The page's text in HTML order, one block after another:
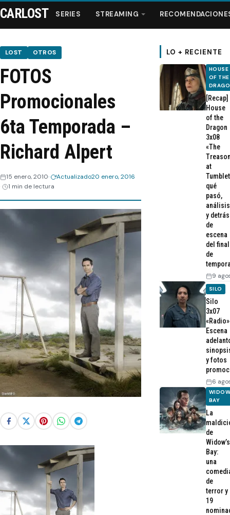
Series
Streaming
Recomendaciones
Webisodios
CARLOST SERIES STREAMING
LOST OTROS
FOTOS
Promocionales
6ta Temporada –
Richard Alpert
15 enero, 2010 Actualizado20 enero, 2016
1 min de lectura
LO + RECIENTE
HOUSE
OF THE
[Recap]
House
of the
Dragon
3x08
«The
at
qué
pasó,
análisis
y detrás
de
escena
del final
de
9
SILO
Silo
3x07
Escena
y fotos
6
BAY
La
de
Widow’s
Bay:
una
de
terror y
19